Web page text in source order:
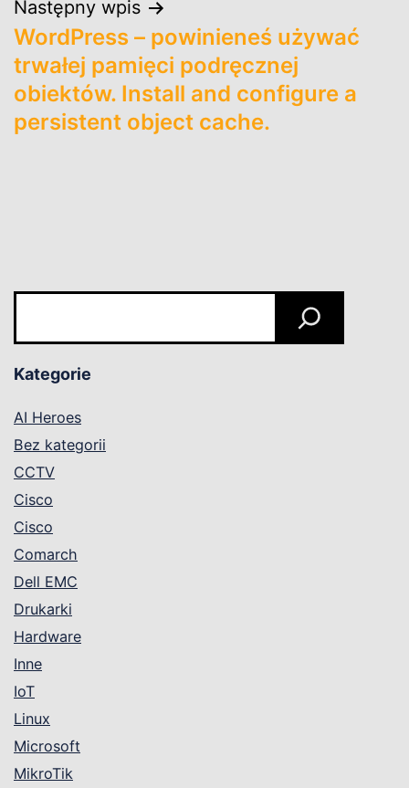
Następny wpis
WordPress – powinieneś używać
trwałej pamięci podręcznej
obiektów. Install and configure a
persistent object cache.
Kategorie
AI Heroes
Bez kategorii
CCTV
Cisco
Cisco
Comarch
Dell EMC
Drukarki
Hardware
Inne
IoT
Linux
Microsoft
MikroTik